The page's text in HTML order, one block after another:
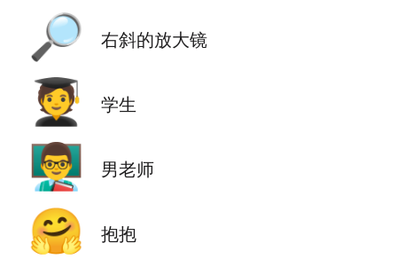
🔎 右斜的放大镜
🧑‍🎓 学生
👨‍🏫 男老师
🤗 抱抱